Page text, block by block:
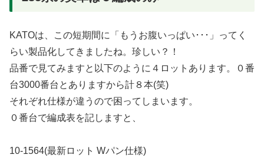
KATOは、この短期間に「もうお腹いっぱい･･･」ってく
らい製品化してきましたね。珍しい？！
品番で見てみますと以下のように４ロットあります。０番
台3000番台とありますから計８本(笑)
それぞれ仕様が違うので困ってしまいます。
０番台で編成表を記しますと、
10-1564(最新ロット Wパン仕様)